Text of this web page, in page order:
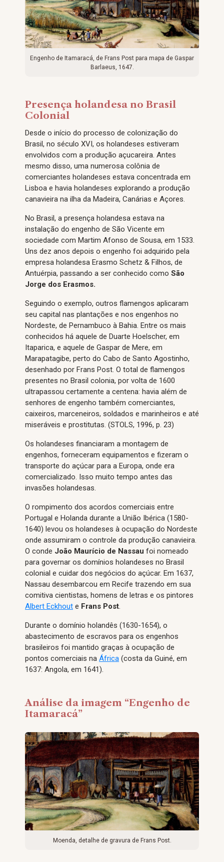
Engenho de Itamaracá, de Frans Post para mapa de Gaspar
Barlaeus, 1647.
Presença holandesa no Brasil
Colonial
Desde o início do processo de colonização do
Brasil, no século XVI, os holandeses estiveram
envolvidos com a produção açucareira. Antes
mesmo disso, uma numerosa colônia de
comerciantes holandeses estava concentrada em
Lisboa e havia holandeses explorando a produção
canavieira na ilha da Madeira, Canárias e Açores.
No Brasil, a presença holandesa estava na
instalação do engenho de São Vicente em
sociedade com Martim Afonso de Sousa, em 1533.
Uns dez anos depois o engenho foi adquirido pela
empresa holandesa Erasmo Schetz & Filhos, de
Antuérpia, passando a ser conhecido como São
Jorge dos Erasmos.
Seguindo o exemplo, outros flamengos aplicaram
seu capital nas plantações e nos engenhos no
Nordeste, de Pernambuco à Bahia. Entre os mais
conhecidos há aquele de Duarte Hoelscher, em
Itaparica, e aquele de Gaspar de Mere, em
Marapatagibe, perto do Cabo de Santo Agostinho,
desenhado por Frans Post. O total de flamengos
presentes no Brasil colonia, por volta de 1600
ultrapassou certamente a centena: havia além de
senhores de engenho também comerciantes,
caixeiros, marceneiros, soldados e marinheiros e até
miseráveis e prostitutas. (STOLS, 1996, p. 23)
Os holandeses financiaram a montagem de
engenhos, forneceram equipamentos e fizeram o
transporte do açúcar para a Europa, onde era
comercializado. Isso muito tempo antes das
invasões holandesas.
O rompimento dos acordos comerciais entre
Portugal e Holanda durante a União Ibérica (1580-
1640) levou os holandeses à ocupação do Nordeste
onde assumiram o controle da produção canavieira.
O conde João Maurício de Nassau foi nomeado
para governar os domínios holandeses no Brasil
colonial e cuidar dos negócios do açúcar. Em 1637,
Nassau desembarcou em Recife trazendo em sua
comitiva cientistas, homens de letras e os pintores
Albert Eckhout e Frans Post
Durante o domínio holandês (1630-1654), o
abastecimento de escravos para os engenhos
brasileiros foi mantido graças à ocupação de
pontos comerciais na África (costa da Guiné, em
1637: Angola, em 1641).
Análise da imagem “Engenho de
Itamaracá”
Moenda, detalhe de gravura de Frans Post.